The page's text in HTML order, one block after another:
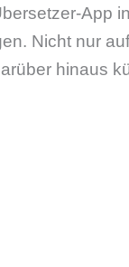
App
Nicht nur
hinaus